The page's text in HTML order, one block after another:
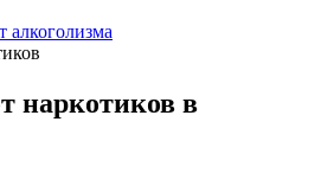
алкоголизма
наркотиков в